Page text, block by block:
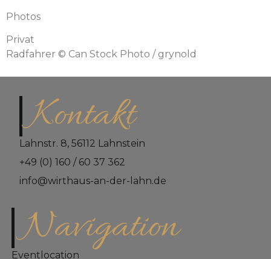
Photos
Privat
Radfahrer © Can Stock Photo / grynold
Kontakt
Lahnstr. 8, 56112 Lahnstein
+49 (0) 160 / 60 37 362
info@wirthaus-an-der-lahn.de
Navigation
Eventlocation